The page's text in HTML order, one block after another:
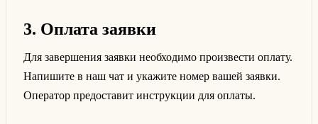
3. Оплата заявки
Для завершения заявки необходимо произвести оплату.
Напишите в наш чат и укажите номер вашей заявки.
Оператор предоставит инструкции для оплаты.